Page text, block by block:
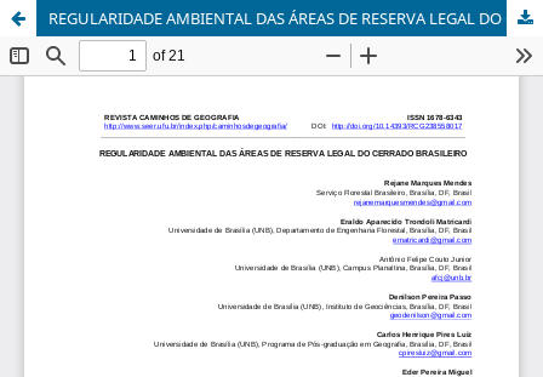
REGULARIDADE AMBIENTAL DAS ÁREAS DE RESERVA LEGAL DO CERRADO BRASILEIRO